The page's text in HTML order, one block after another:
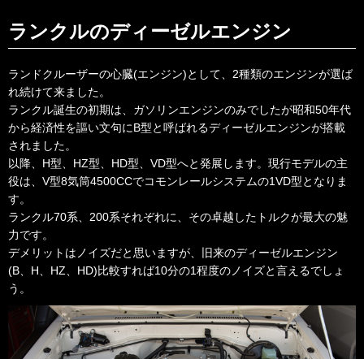
ランクルのディーゼルエンジン
ランドクルーザーの心臓(エンジン)として、2種類のエンジンが選ば
れ続けて来ました。
ランクル誕生の初期は、ガソリンエンジンのみでしたが昭和50年代
から経済性を謳い文句にB型と呼ばれるディーゼルエンジンが搭載
されました。
以降、H型、HZ型、HD型、VD型へと発展します。現行モデルの主
役は、V型8気筒4500CCでコモンレールシステムの1VD型となりま
す。
ランクル70系、200系それぞれに、その卓越したトルクが最大の魅
力です。
デメリットはノイズだと思いますが、旧来のディーゼルエンジン
(B、H、HZ、HD)比較すれば10分の1程度のノイズと言えるでしょ
う。